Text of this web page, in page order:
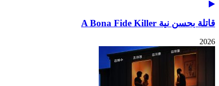
قاتلة بحسن نية A Bona Fide Killer
2026